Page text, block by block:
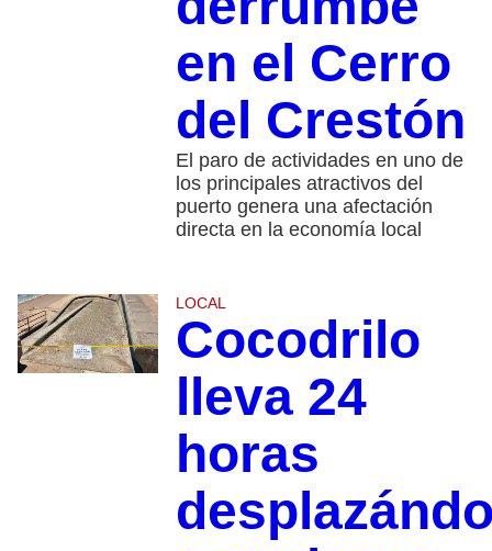
en el Cerro
del Crestón
El paro de actividades en uno de
los principales atractivos del
puerto genera una afectación
directa en la economía local
LOCAL
Cocodrilo
lleva 24
horas